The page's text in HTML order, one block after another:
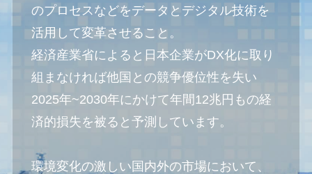
のプロセスなどをデータとデジタル技術を
活用して変革させること。
経済産業省によると日本企業がDX化に取り
組まなければ他国との競争優位性を失い
2025年~2030年にかけて年間12兆円もの経
済的損失を被ると予測しています。
環境変化の激しい国内外の市場において、